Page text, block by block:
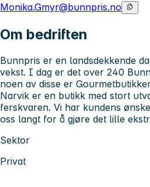
Monika.Gmyr@bunnpris.no
Om bedriften
Bunnpris er en landsdekkende
vekst. I dag er det over 240
noen av disse er
Narvik er en butikk med stort
ferskvaren. Vi har kundens
oss langt for å gjøre det lille
Sektor
Privat